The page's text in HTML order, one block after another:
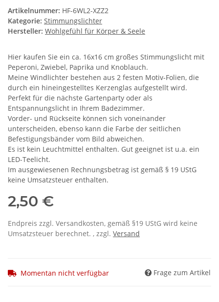
Artikelnummer: HF-6WL2-XZZ2
Kategorie: Stimmungslichter
Hersteller: Wohlgefühl für Körper & Seele
Hier kaufen Sie ein ca. 16x16 cm großes Stimmungslicht mit
Peperoni, Zwiebel, Paprika und Knoblauch.
Meine Windlichter bestehen aus 2 festen Motiv-Folien, die
durch ein hineingestelltes Kerzenglas aufgestellt wird.
Perfekt für die nächste Gartenparty oder als
Entspannungslicht in Ihrem Badezimmer.
Vorder- und Rückseite können sich voneinander
unterscheiden, ebenso kann die Farbe der seitlichen
Befestigungsbänder vom Bild abweichen.
Es ist kein Leuchtmittel enthalten. Gut geeignet ist u.a. ein
LED-Teelicht.
Im ausgewiesenen Rechnungsbetrag ist gemäß § 19 UStG
keine Umsatzsteuer enthalten.
2,50 €
Endpreis zzgl. Versandkosten, gemäß §19 UStG wird keine
Umsatzsteuer berechnet. , zzgl. Versand
Momentan nicht verfügbar Frage zum Artikel